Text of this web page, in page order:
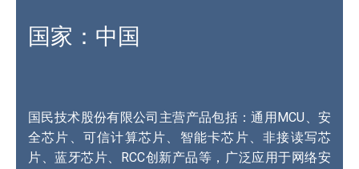
国家：中国
国民技术股份有限公司主营产品包括：通用MCU、安
全芯片、可信计算芯片、智能卡芯片、非接读写芯
片、蓝牙芯片、RCC创新产品等，广泛应用于网络安